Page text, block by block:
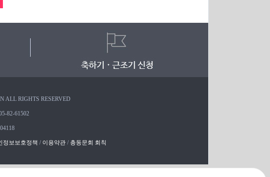
ALL RIGHTS RESERVED
82-61502
정보보호정책 / 이용약관 / 총동문회 회칙